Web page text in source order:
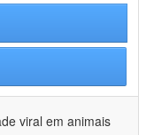
viral em animais